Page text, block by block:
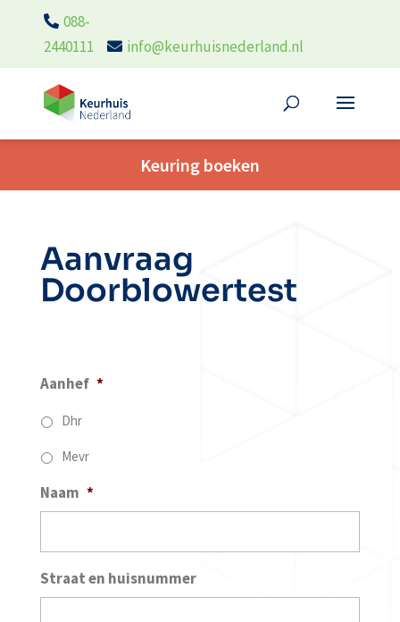
088-
2440111
info@keurhuisnederland.nl
Keuring boeken
Aanvraag
Doorblowertest
Aanhef *
Dhr
Mevr
Naam *
Straat en huisnummer